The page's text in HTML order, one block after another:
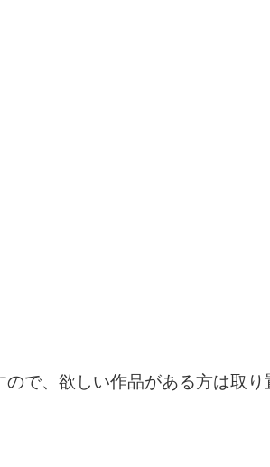
で、欲しい作品がある方は取